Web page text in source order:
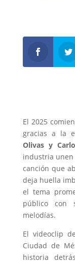
El 2025
gracias a la
Olivas y
industria
canción que
deja huella
el tema
público con
melodías.
El videoclip de
Ciudad de
historia